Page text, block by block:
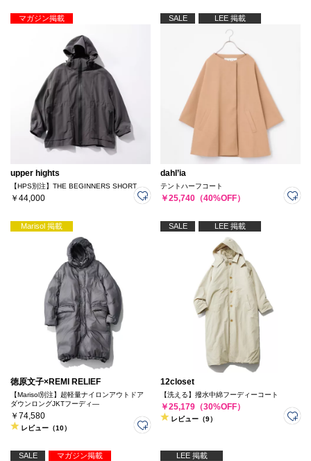
マガジン掲載
upper hights
【HPS別注】THE BEGINNERS SHORT
￥44,000
SALE LEE 掲載
dahl’ia
テントハーフコート
￥25,740（40%OFF）
Marisol 掲載
徳原文子×REMI RELIEF
【Marisol別注】超軽量ナイロンアウトドア
ダウンロングJKTフーディ―
￥74,580
レビュー（10）
SALE LEE 掲載
12closet
【洗える】撥水中綿フーディーコート
￥25,179（30%OFF）
レビュー（9）
SALE マガジン掲載 LEE 掲載